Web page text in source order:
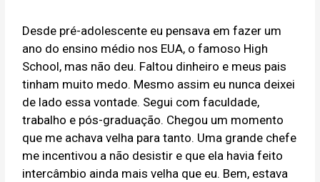
Desde pré-adolescente eu pensava em fazer um
ano do ensino médio nos EUA, o famoso High
School, mas não deu. Faltou dinheiro e meus pais
tinham muito medo. Mesmo assim eu nunca deixei
de lado essa vontade. Segui com faculdade,
trabalho e pós-graduação. Chegou um momento
que me achava velha para tanto. Uma grande chefe
me incentivou a não desistir e que ela havia feito
intercâmbio ainda mais velha que eu. Bem, estava